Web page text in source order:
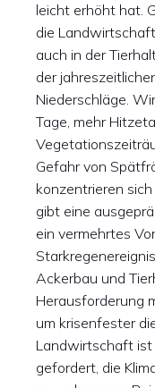
leicht erhöht hat.
die
auch in der
der
Niederschläge.
Tage, mehr
Gefahr von
konzentrieren
gibt eine
ein vermehrtes
Ackerbau und
Herausforderung
um krisenfester
Landwirtschaft ist
gefordert, die